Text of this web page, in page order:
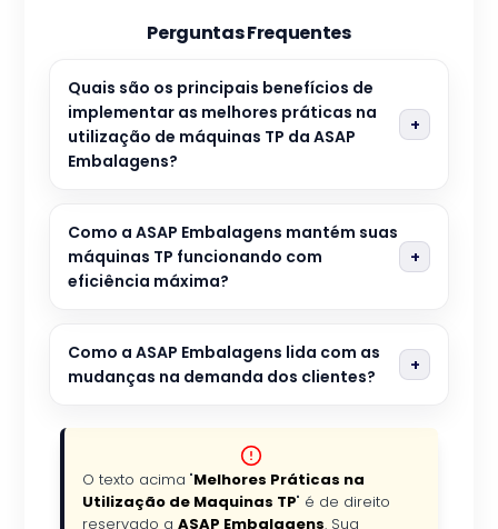
Perguntas Frequentes
Quais são os principais benefícios de
implementar as melhores práticas na
utilização de máquinas TP da ASAP
Embalagens?
Como a ASAP Embalagens mantém suas
máquinas TP funcionando com
eficiência máxima?
Como a ASAP Embalagens lida com as
mudanças na demanda dos clientes?
O texto acima "Melhores Práticas na
Utilização de Maquinas TP" é de direito
reservado a ASAP Embalagens. Sua